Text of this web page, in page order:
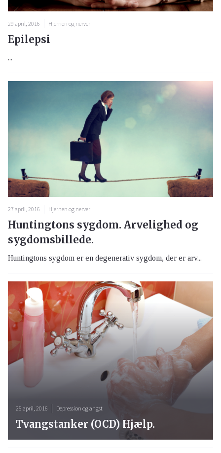
29 april, 2016 Hjernen og nerver
Epilepsi
...
27 april, 2016 Hjernen og nerver
Huntingtons sygdom. Arvelighed og
sygdomsbillede.
Huntingtons sygdom er en degenerativ sygdom, der er arv...
25 april, 2016 Depression og angst
Tvangstanker (OCD) Hjælp.